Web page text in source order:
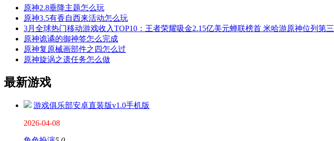
原神2.8垂降主题怎么玩
原神3.5有香自西来活动怎么玩
3月全球热门移动游戏收入TOP10：王者荣耀吸金2.15亿美元蝉联榜首 米哈游原神位列第三
原神诡谲的御神签怎么完成
原神复原械画部件之四怎么过
原神旋涡之遗任务怎么做
最新游戏
游戏俱乐部安卓直装版v1.0手机版
2026-04-08